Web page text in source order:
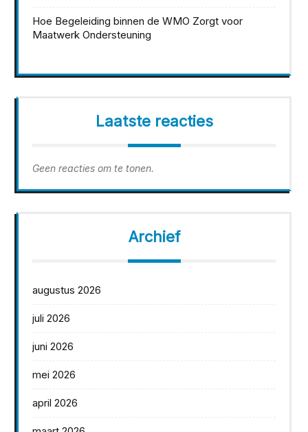
Hoe Begeleiding binnen de WMO Zorgt voor
Maatwerk Ondersteuning
Laatste reacties
Geen reacties om te tonen.
Archief
augustus 2026
juli 2026
juni 2026
mei 2026
april 2026